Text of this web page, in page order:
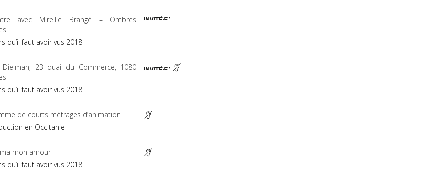
avec Mireille Brangé – Ombres
qu’il faut avoir vus 2018
Dielman, 23 quai du Commerce, 1080
qu’il faut avoir vus 2018
de courts métrages d’animation
en Occitanie
mon amour
qu’il faut avoir vus 2018